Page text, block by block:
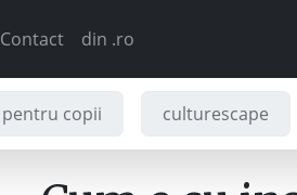
Contact din .ro
pentru copii culturescape